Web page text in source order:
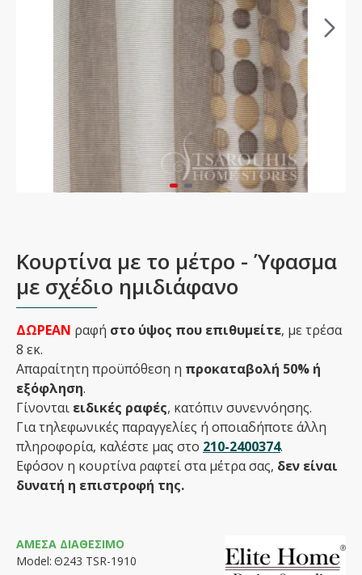
Κουρτίνα με το μέτρο - Ύφασμα
με σχέδιο ημιδιάφανο
ΔΩΡΕΑΝ ραφή στο ύψος που επιθυμείτε, με τρέσα
8 εκ.
Απαραίτητη προϋπόθεση η προκαταβολή 50% ή
εξόφληση.
Γίνονται ειδικές ραφές, κατόπιν συνεννόησης.
Για τηλεφωνικές παραγγελίες ή οποιαδήποτε άλλη
πληροφορία, καλέστε μας στο 210-2400374.
Εφόσον η κουρτίνα ραφτεί στα μέτρα σας, δεν είναι
δυνατή η επιστροφή της.
ΆΜΕΣΑ ΔΙΑΘΈΣΙΜΟ
Model: Θ243 TSR-1910